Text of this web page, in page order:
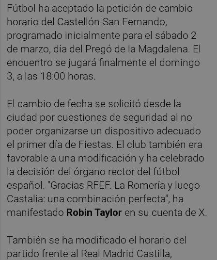
Fútbol ha aceptado la petición de cambio
horario del Castellón-San Fernando,
programado inicialmente para el sábado 2
de marzo, día del Pregó de la Magdalena. El
encuentro se jugará finalmente el domingo
3, a las 18:00 horas.
El cambio de fecha se solicitó desde la
ciudad por cuestiones de seguridad al no
poder organizarse un dispositivo adecuado
el primer día de Fiestas. El club también era
favorable a una modificación y ha celebrado
la decisión del órgano rector del fútbol
español. "Gracias RFEF. La Romería y luego
Castalia: una combinación perfecta", ha
manifestado Robin Taylor en su cuenta de X.
También se ha modificado el horario del
partido frente al Real Madrid Castilla,